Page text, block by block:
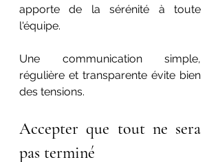
apporte de la sérénité à toute
l'équipe.
Une communication simple,
régulière et transparente évite bien
des tensions.
Accepter que tout ne sera
pas terminé